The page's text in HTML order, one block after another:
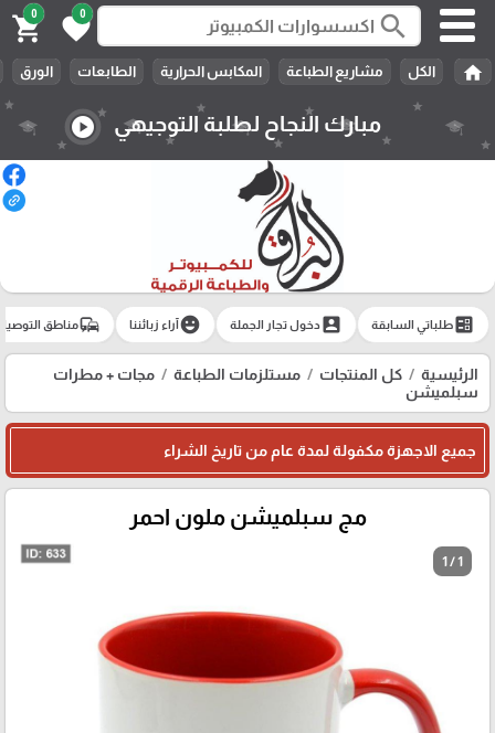
search
0
favorite
0
shopping_cart
home الكل مشاريع الطباعة المكابس الحرارية الطابعات الورق
مبارك النجاح لطلبة التوجيهي play_circle
ballotطلباتي السابقة account_boxدخول تجار الجملة emoji_emotionsآراء زبائننا commuteمناطق
الرئيسية كل المنتجات مستلزمات الطباعة
مجات + مطرات
سبلميشن
جميع الاجهزة مكفولة لمدة عام من تاريخ الشراء
مج سبلميشن ملون احمر
1 / 1